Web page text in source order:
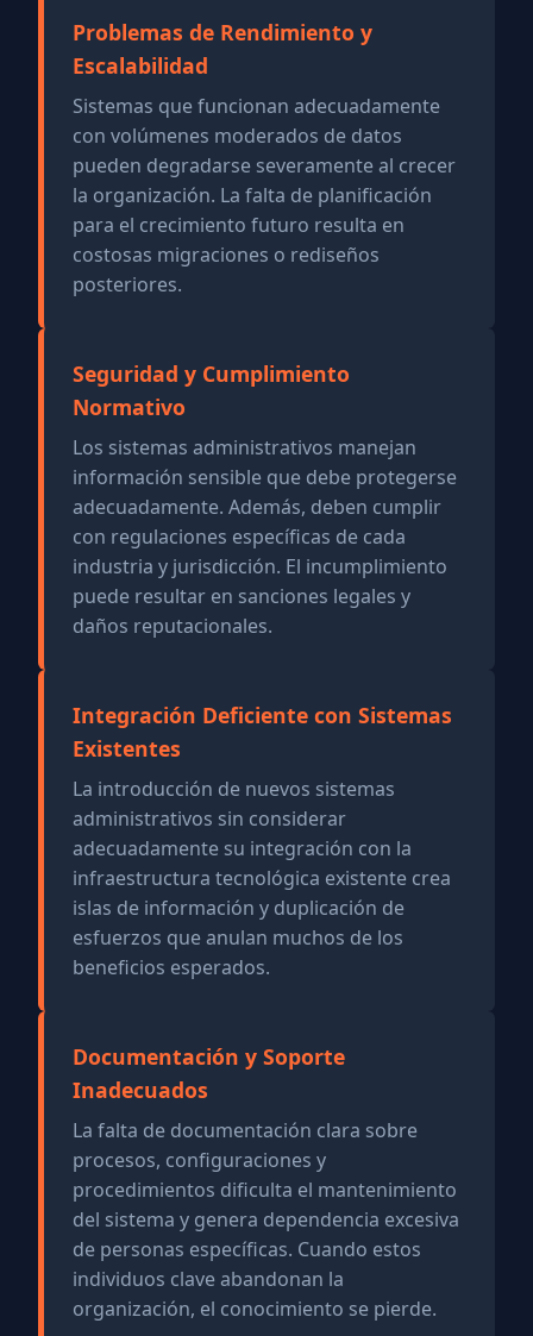
Problemas de Rendimiento y
Escalabilidad
Sistemas que funcionan adecuadamente
con volúmenes moderados de datos
pueden degradarse severamente al crecer
la organización. La falta de planificación
para el crecimiento futuro resulta en
costosas migraciones o rediseños
posteriores.
Seguridad y Cumplimiento
Normativo
Los sistemas administrativos manejan
información sensible que debe protegerse
adecuadamente. Además, deben cumplir
con regulaciones específicas de cada
industria y jurisdicción. El incumplimiento
puede resultar en sanciones legales y
daños reputacionales.
Integración Deficiente con Sistemas
Existentes
La introducción de nuevos sistemas
administrativos sin considerar
adecuadamente su integración con la
infraestructura tecnológica existente crea
islas de información y duplicación de
esfuerzos que anulan muchos de los
beneficios esperados.
Documentación y Soporte
Inadecuados
La falta de documentación clara sobre
procesos, configuraciones y
procedimientos dificulta el mantenimiento
del sistema y genera dependencia excesiva
de personas específicas. Cuando estos
individuos clave abandonan la
organización, el conocimiento se pierde.